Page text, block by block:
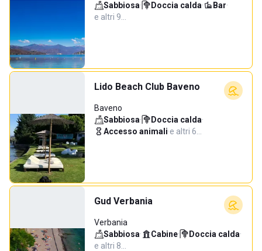
Sabbiosa· Doccia calda· Bar·
e altri 9…
Lido Beach Club Baveno
Baveno
Sabbiosa· Doccia calda·
Accesso animali·e altri 6…
Gud Verbania
Verbania
Sabbiosa· Cabine· Doccia calda·
e altri 8…